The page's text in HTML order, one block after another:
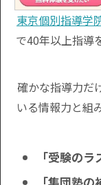
東京個別指導学
で40年以上指導
確かな指導力だ
いる情報力と組
「受験のラ